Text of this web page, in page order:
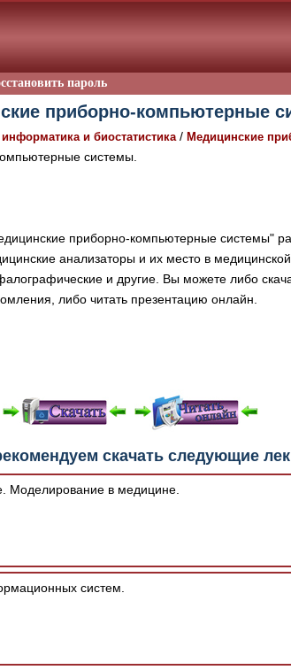
пароль
приборно-компьютерные
и биостатистика / Медицинские
системы.
приборно-компьютерные системы"
анализаторы и их место в
и другие. Вы можете либо
либо читать презентацию онлайн.
возможны различные ошибки отображения
размеров исходных шаблонов.
автоматически.
скачать следующие
Моделирование в медицине.
систем.